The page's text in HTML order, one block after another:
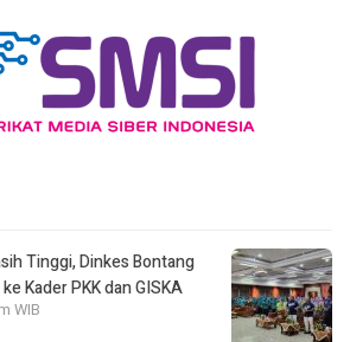
Tinggi, Dinkes Bontang
Kader PKK dan GISKA
WIB